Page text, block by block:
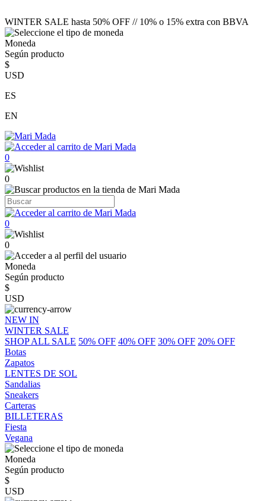
WINTER SALE hasta 50% OFF // 10% o 15% extra con BBVA
Moneda
Según producto
$
USD
ES
EN
0
0
0
0
Moneda
Según producto
$
USD
NEW IN
WINTER SALE
SHOP ALL SALE 50% OFF 40% OFF 30% OFF 20% OFF
Botas
Zapatos
LENTES DE SOL
Sandalias
Sneakers
Carteras
BILLETERAS
Fiesta
Vegana
Moneda
Según producto
$
USD